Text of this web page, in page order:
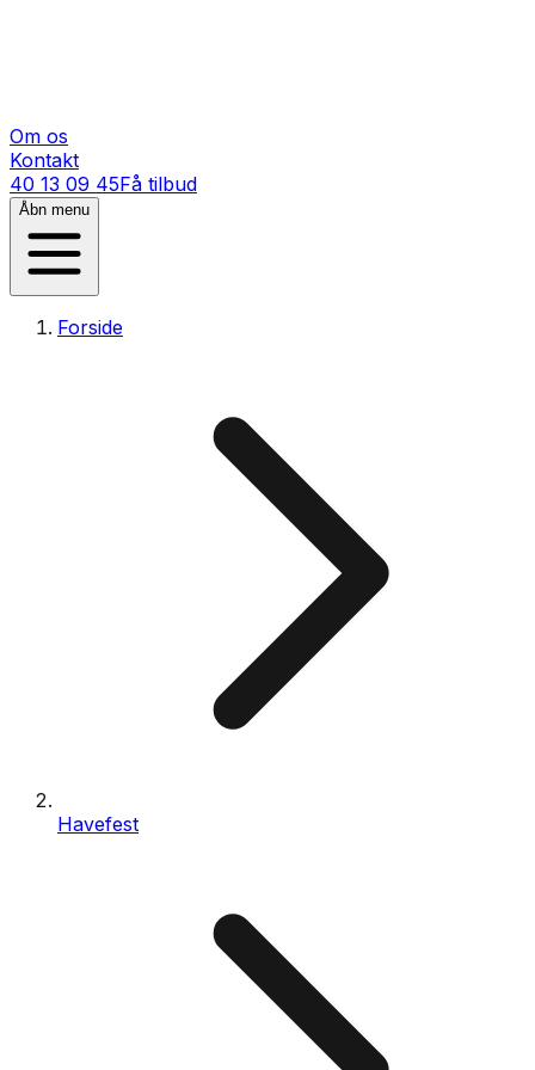
Om os
Kontakt
40 13 09 45Få tilbud
Åbn menu
Forside
Havefest